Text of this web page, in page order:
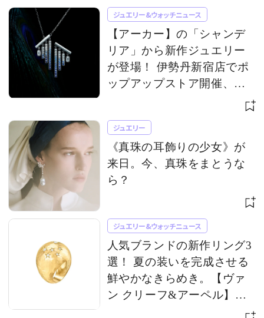
ジュエリー&ウォッチニュース
【アーカー】の「シャンデ
リア」から新作ジュエリー
が登場！ 伊勢丹新宿店でポ
ップアップストア開催、限
ジュエリー
《真珠の耳飾りの少女》が
来日。今、真珠をまとうな
ら？
ジュエリー&ウォッチニュース
人気ブランドの新作リング3
選！ 夏の装いを完成させる
鮮やかなきらめき。【ヴァ
ン クリーフ&アーペル】